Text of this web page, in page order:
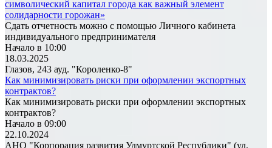
символический капитал города как важный элемент
солидарности горожан»
Сдать отчетность можно с помощью Личного кабинета
индивидуального предпринимателя
Начало в 10:00
18.03.2025
Глазов, 243 ауд. "Короленко-8"
Как минимизировать риски при оформлении экспортных
контрактов?
Как минимизировать риски при оформлении экспортных
контрактов?
Начало в 09:00
22.10.2024
АНО "Корпорация развития Удмуртской Республики" (ул.